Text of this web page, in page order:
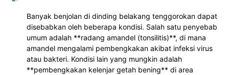
Banyak benjolan di dinding belakang tenggorokan dapat
disebabkan oleh beberapa kondisi. Salah satu penyebab
umum adalah **radang amandel (tonsilitis)**, di mana
amandel mengalami pembengkakan akibat infeksi virus
atau bakteri. Kondisi lain yang mungkin adalah
**pembengkakan kelenjar getah bening** di area